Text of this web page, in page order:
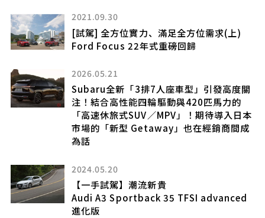
2021.09.30
[試駕] 全方位實力、滿足全方位需求(上)
Ford Focus 22年式重磅回歸
2026.05.21
Subaru全新「3排7人座車型」引發高度關
注！結合高性能四輪驅動與420匹馬力的
「高速休旅式SUV／MPV」！期待導入日本
市場的「新型 Getaway」也在經銷商間成
為話
2024.05.20
【一手試駕】潮流新貴
Audi A3 Sportback 35 TFSI advanced
進化版